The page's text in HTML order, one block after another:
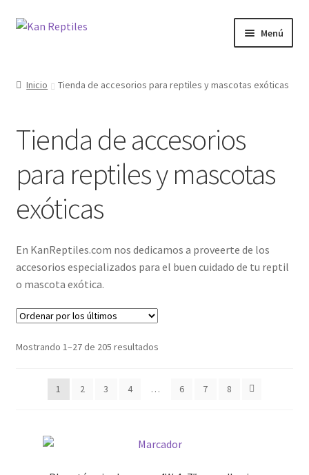
Ir
Ir
Menú
Blog
Inicio Tienda de accesorios para reptiles y mascotas exóticas
Tienda de accesorios
para reptiles y mascotas
exóticas
En KanReptiles.com nos dedicamos a proveerte de los
accesorios especializados para el buen cuidado de tu reptil
o mascota exótica.
Mostrando 1–27 de 205 resultados
1 2 3 4 … 6 7 8